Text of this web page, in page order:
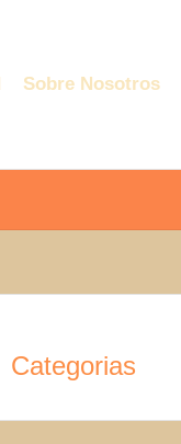
Sobre Nosotros
Categorias